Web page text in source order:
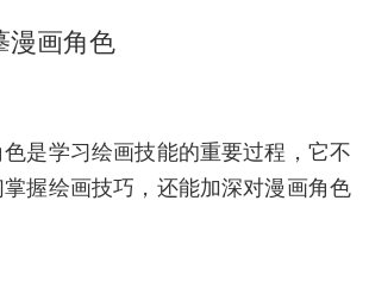
漫画角色
是学习绘画技能的重要过程，它不
握绘画技巧，还能加深对漫画角色